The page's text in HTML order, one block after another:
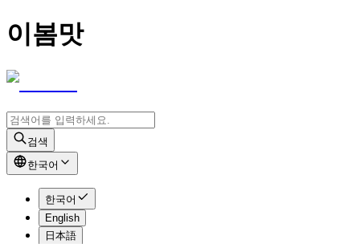
이봄맛
검색
한국어
한국어
English
日本語